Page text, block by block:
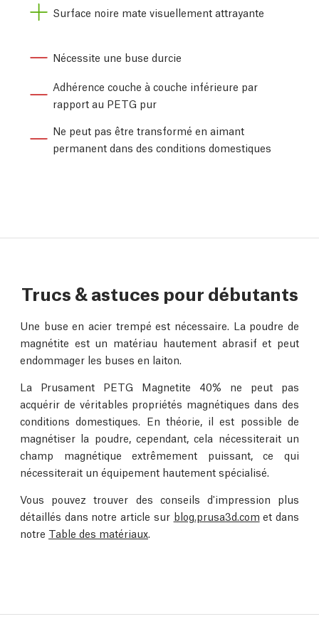
Surface noire mate visuellement attrayante
Nécessite une buse durcie
Adhérence couche à couche inférieure par
rapport au PETG pur
Ne peut pas être transformé en aimant
permanent dans des conditions domestiques
Trucs & astuces pour débutants
Une buse en acier trempé est nécessaire. La poudre de
magnétite est un matériau hautement abrasif et peut
endommager les buses en laiton.
La Prusament PETG Magnetite 40% ne peut pas
acquérir de véritables propriétés magnétiques dans des
conditions domestiques. En théorie, il est possible de
magnétiser la poudre, cependant, cela nécessiterait un
champ magnétique extrêmement puissant, ce qui
nécessiterait un équipement hautement spécialisé.
Vous pouvez trouver des conseils d'impression plus
détaillés dans notre article sur blog.prusa3d.com et dans
notre Table des matériaux